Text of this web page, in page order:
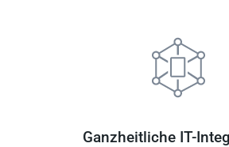
Ganzheitliche IT-